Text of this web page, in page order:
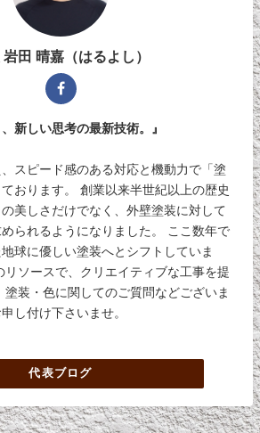
田 晴嘉（はるよし）
新しい思考の最新技術。』
スピード感のある対応と機動力で「塗
おります。 創業以来半世紀以上の歴史
美しさだけでなく、外壁塗装に対して
られるようになりました。 ここ数年で
球に優しい塗装へとシフトしていま
リソースで、クリエイティブな工事を提
塗装・色に関してのご質問などございま
し付け下さいませ。
代表ブログ